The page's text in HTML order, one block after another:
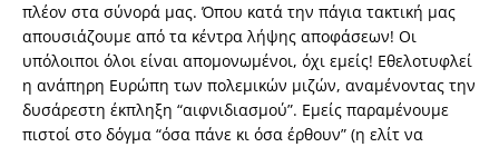
πλέον στα σύνορά μας. Όπου κατά την πάγια τακτική μας
απουσιάζουμε από τα κέντρα λήψης αποφάσεων! Οι
υπόλοιποι όλοι είναι απομονωμένοι, όχι εμείς! Εθελοτυφλεί
η ανάπηρη Ευρώπη των πολεμικών μιζών, αναμένοντας την
δυσάρεστη έκπληξη “αιφνιδιασμού”. Εμείς παραμένουμε
πιστοί στο δόγμα “όσα πάνε κι όσα έρθουν” (η ελίτ να